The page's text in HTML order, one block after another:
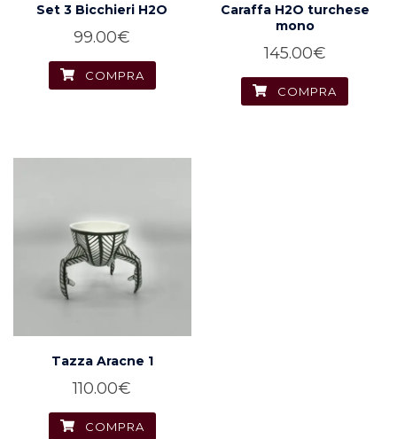
Set 3 Bicchieri H2O
99.00€
COMPRA
Caraffa H2O turchese
mono
145.00€
COMPRA
Tazza Aracne 1
110.00€
COMPRA